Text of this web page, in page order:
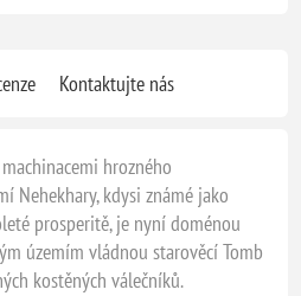
Kontaktujte nás
hrozného
Nehekhary, kdysi známé jako
prosperitě, je nyní doménou
územím vládnou starověcí Tomb
kostěných válečníků.